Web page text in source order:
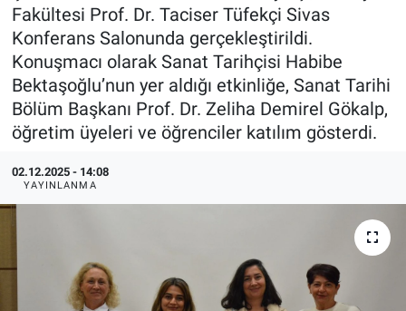
Fakültesi Prof. Dr. Taciser Tüfekçi Sivas
Konferans Salonunda gerçekleştirildi.
Konuşmacı olarak Sanat Tarihçisi Habibe
Bektaşoğlu’nun yer aldığı etkinliğe, Sanat Tarihi
Bölüm Başkanı Prof. Dr. Zeliha Demirel Gökalp,
öğretim üyeleri ve öğrenciler katılım gösterdi.
02.12.2025 - 14:08
YAYINLANMA
EKONOMİ
SPOR
ASAYİŞ
Haber Arşivi